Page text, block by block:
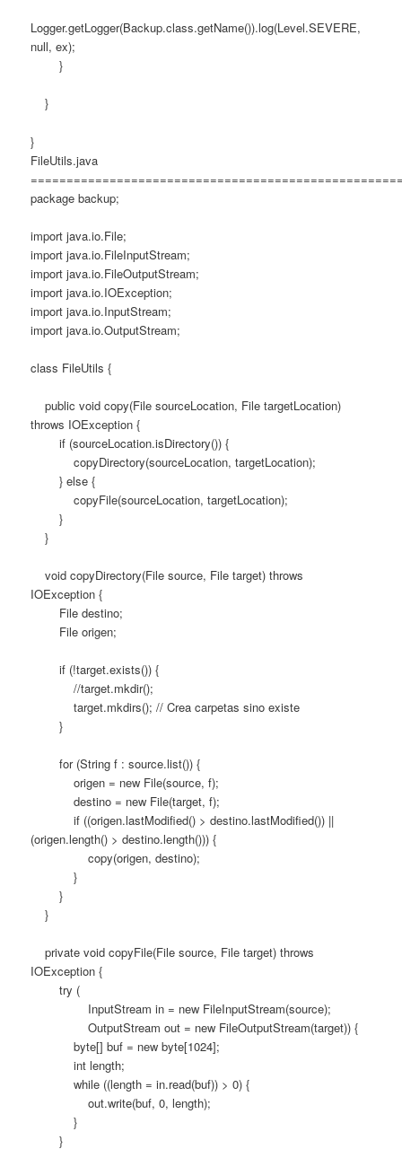
Logger.getLogger(Backup.class.getName()).log(Level.SEVERE,
null, ex);
}
}
}
FileUtils.java
package backup;
import java.io.File;
import java.io.FileInputStream;
import java.io.FileOutputStream;
import java.io.IOException;
import java.io.InputStream;
import java.io.OutputStream;
class FileUtils {
public void copy(File sourceLocation, File targetLocation)
throws IOException {
if (sourceLocation.isDirectory()) {
copyDirectory(sourceLocation, targetLocation);
} else {
copyFile(sourceLocation, targetLocation);
}
}
void copyDirectory(File source, File target) throws
IOException {
File destino;
File origen;
if (!target.exists()) {
//target.mkdir();
target.mkdirs(); // Crea carpetas sino existe
}
for (String f : source.list()) {
origen = new File(source, f);
destino = new File(target, f);
if ((origen.lastModified() > destino.lastModified()) ||
(origen.length() > destino.length())) {
copy(origen, destino);
}
}
}
private void copyFile(File source, File target) throws
IOException {
try (
InputStream in = new FileInputStream(source);
OutputStream out = new FileOutputStream(target)) {
byte[] buf = new byte[1024];
int length;
while ((length = in.read(buf)) > 0) {
out.write(buf, 0, length);
}
}